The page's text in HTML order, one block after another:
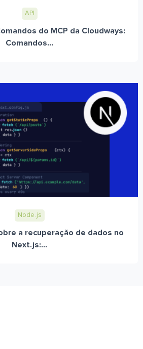
API
do MCP da Cloudways:
Comandos...
Node.js
a recuperação de dados no
Next.js:...